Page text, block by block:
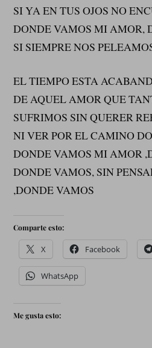
SI YA EN TUS OJOS NO
DONDE VAMOS MI AMOR,
SI SIEMPRE NOS
EL TIEMPO ESTA
DE AQUEL AMOR QUE
SUFRIMOS SIN QUERER
NI VER POR EL CAMINO
DONDE VAMOS MI AMOR
DONDE VAMOS, SIN
,DONDE VAMOS
Comparte esto:
X Facebook
WhatsApp
Me gusta esto: